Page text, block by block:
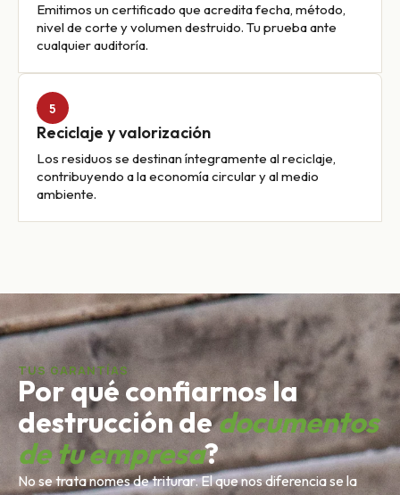
Emitimos un certificado que acredita fecha, método,
nivel de corte y volumen destruido. Tu prueba ante
cualquier auditoría.
5
Reciclaje y valorización
Los residuos se destinan íntegramente al reciclaje,
contribuyendo a la economía circular y al medio
ambiente.
TUS GARANTÍAS
Por qué confiarnos la
destrucción dedocumentos
de tu empresa?
No se trata nomes de triturar. El que nos diferencia se la